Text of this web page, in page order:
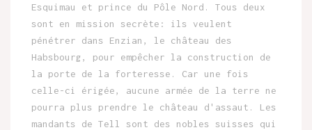
Esquimau et prince du Pôle Nord. Tous deux
sont en mission secrète: ils veulent
pénétrer dans Enzian, le château des
Habsbourg, pour empêcher la construction de
la porte de la forteresse. Car une fois
celle-ci érigée, aucune armée de la terre ne
pourra plus prendre le château d'assaut. Les
mandants de Tell sont des nobles suisses qui